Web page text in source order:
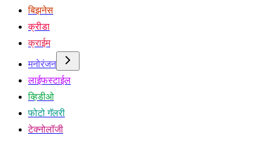
बिझनेस
क्रीडा
क्राईम
मनोरंजन
लाईफस्टाईल
व्हिडीओ
फोटो गॅलरी
टेक्नोलॉजी